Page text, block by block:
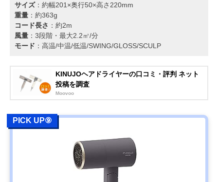
サイズ：約幅201×奥行50×高さ220mm
重量 ：約363g
コード長さ ：約2m
風量 ：3段階・最大2.2㎥/分
モード ：高温/中温/低温/SWING/GLOSS/SCULP
KINUJOヘアドライヤーの口コミ・評判 ネット
投稿を調査
Moovoo
PICK UP⑨